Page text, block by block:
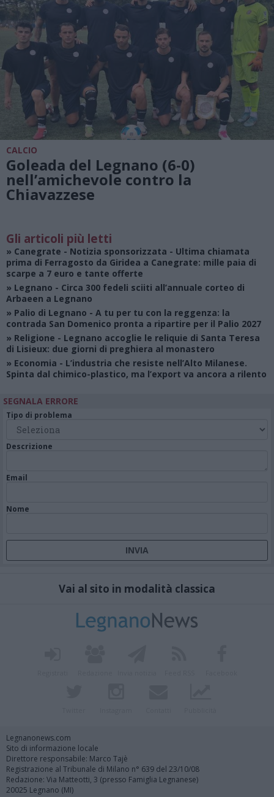
CALCIO
Goleada del Legnano (6-0)
nell’amichevole contro la
Chiavazzese
Gli articoli più letti
» Canegrate - Notizia sponsorizzata - Ultima chiamata
prima di Ferragosto da Giridea a Canegrate: mille paia di
scarpe a 7 euro e tante offerte
» Legnano - Circa 300 fedeli sciiti all’annuale corteo di
Arbaeen a Legnano
» Palio di Legnano - A tu per tu con la reggenza: la
contrada San Domenico pronta a ripartire per il Palio 2027
» Religione - Legnano accoglie le reliquie di Santa Teresa
di Lisieux: due giorni di preghiera al monastero
» Economia - L’industria che resiste nell’Alto Milanese.
Spinta dal chimico-plastico, ma l’export va ancora a rilento
SEGNALA ERRORE
Tipo di problema
Descrizione
Email
Nome
Vai al sito in modalità classica
Legnanonews.com
Sito di informazione locale
Direttore responsabile: Marco Tajè
Registrazione al Tribunale di Milano n° 639 del 23/10/08
Redazione: Via Matteotti, 3 (presso Famiglia Legnanese)
20025 Legnano (MI)